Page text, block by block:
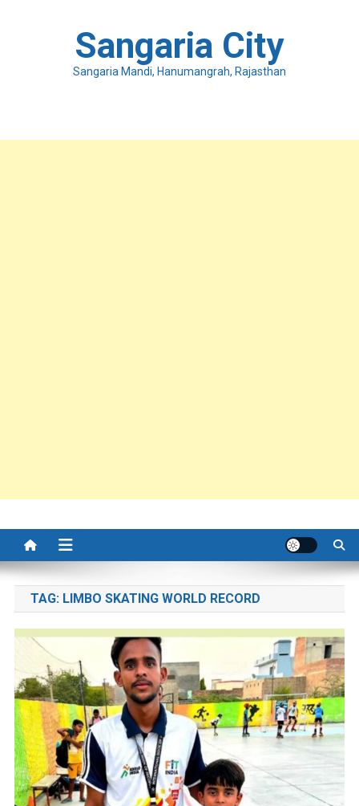
Sangaria City
Sangaria Mandi, Hanumangrah, Rajasthan
TAG: LIMBO SKATING WORLD RECORD